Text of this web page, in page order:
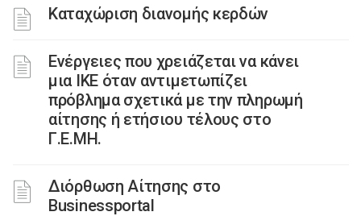
Καταχώριση διανομής κερδών
Ενέργειες που χρειάζεται να κάνει
μια ΙΚΕ όταν αντιμετωπίζει
πρόβλημα σχετικά με την πληρωμή
αίτησης ή ετήσιου τέλους στο
Γ.Ε.ΜΗ.
Διόρθωση Αίτησης στο
Businessportal